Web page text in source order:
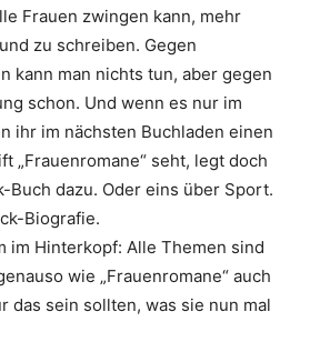
Frauen zwingen kann, mehr
zu schreiben. Gegen
kann man nichts tun, aber gegen
schon. Und wenn es nur im
ihr im nächsten Buchladen einen
„Frauenromane“ seht, legt doch
Buch dazu. Oder eins über Sport.
Biografie.
im Hinterkopf: Alle Themen sind
wie „Frauenromane“ auch
das sein sollten, was sie nun mal